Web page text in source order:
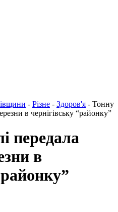
- Різне - Здоров'я - Тонну
в чернігівську “районку”
передала
в